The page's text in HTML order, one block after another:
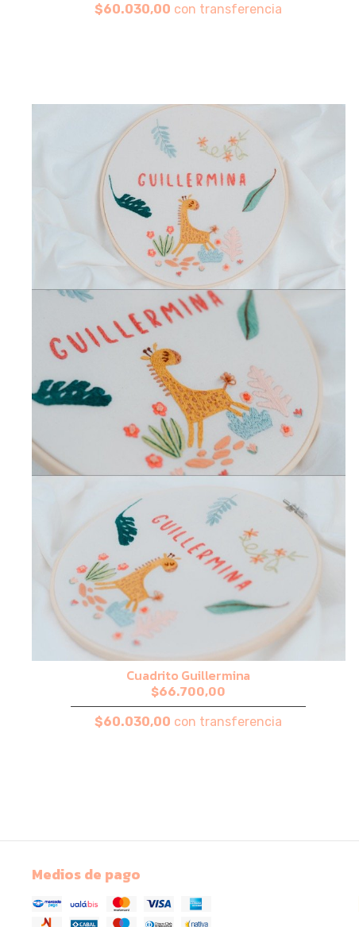
$60.030,00 con transferencia
Cuadrito Guillermina
$66.700,00
$60.030,00 con transferencia
Medios de pago